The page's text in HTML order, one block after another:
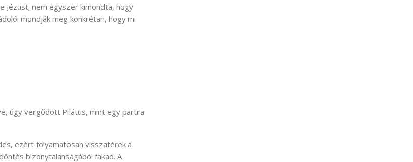
nem egyszer kimondta, hogy
mondják meg konkrétan, hogy mi
úgy vergődött Pilátus, mint egy partra
ezért folyamatosan visszatérek a
bizonytalanságából fakad. A